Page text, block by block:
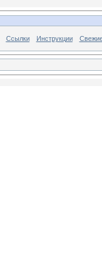
Ссылки Инструкции